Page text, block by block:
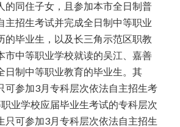
的同住子女，且参加本市全日制普
主招生考试并完成全日制中等职业
的毕业生，以及长三角示范区职教
市中等职业学校就读的吴江、嘉善
日制中等职业教育的毕业生。其
可参加3月专科层次依法自主招生考
业学校应届毕业生考试的专科层次
只可参加3月专科层次依法自主招生